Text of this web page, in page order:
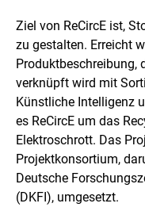
i
d
i
n
e
i
n
e
r
v
e
r
Ziel von ReCircE ist,
zu gestalten. Erreicht
Produktbeschreibung,
verknüpft wird mit
Künstliche Intelligenz
es ReCircE um das
Elektroschrott. Das
Projektkonsortium,
Deutsche
(DKFI), umgesetzt.